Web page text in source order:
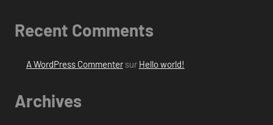
Recent Comments
A WordPress Commentersur Hello world!
Archives